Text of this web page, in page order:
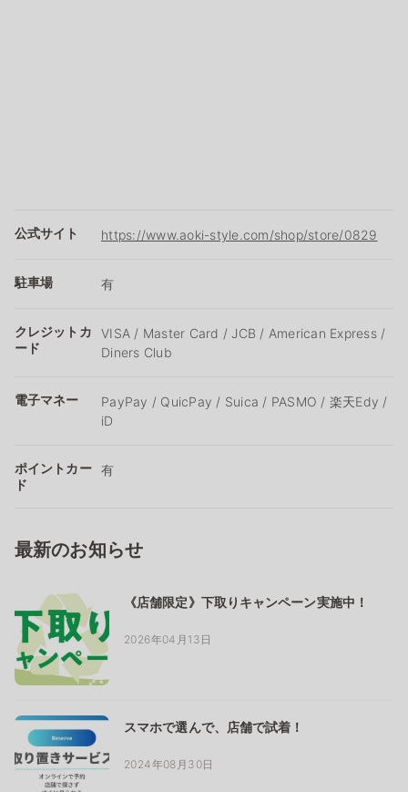
公式サイト https://www.aoki-style.com/shop/store/0829
駐車場 有
クレジットカ
ード
VISA / Master Card / JCB / American Express /
Diners Club
電子マネー
PayPay / QuicPay / Suica / PASMO / 楽天Edy /
iD
ポイントカー
ド
有
最新のお知らせ
《店舗限定》下取りキャンペーン実施中！
2026年04月13日
スマホで選んで、店舗で試着！
2024年08月30日